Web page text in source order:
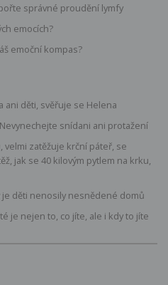
správné proudění lymfy
emocích?
emoční kompas?
ani děti, svěřuje se Helena
snídani ani protažení
zatěžuje krční páteř, se
jak se 40 kilovým pytlem na krku,
je děti nenosily nesnědené domů
je nejen to, co jíte, ale i kdy to jíte